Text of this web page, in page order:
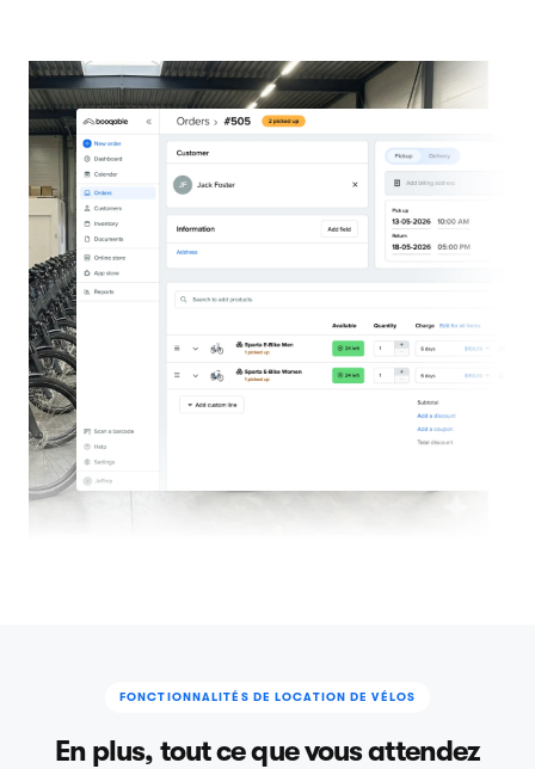
FONCTIONNALITÉS DE LOCATION DE VÉLOS
En plus, tout ce que vous attendez